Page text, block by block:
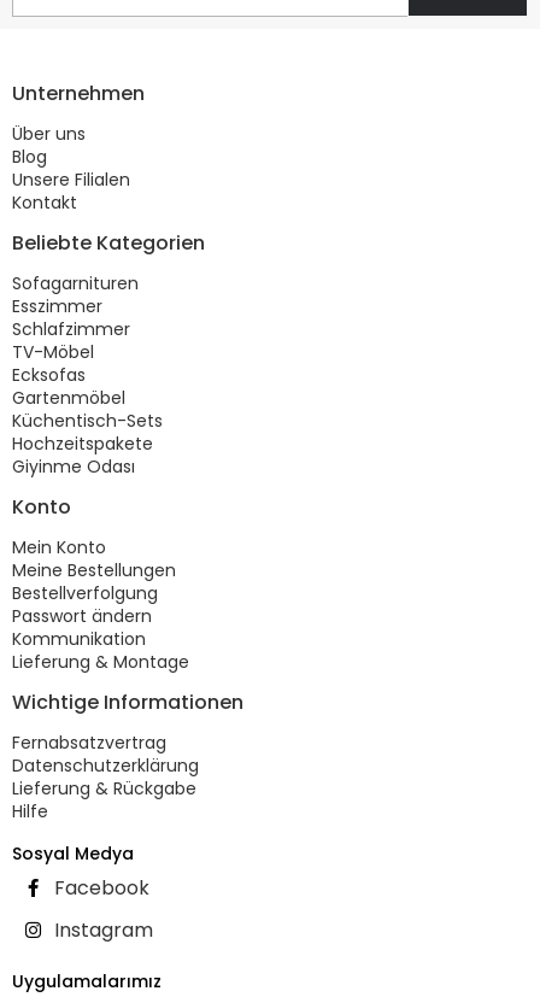
Unternehmen
Über uns
Blog
Unsere Filialen
Kontakt
Beliebte Kategorien
Sofagarnituren
Esszimmer
Schlafzimmer
TV-Möbel
Ecksofas
Gartenmöbel
Küchentisch-Sets
Hochzeitspakete
Giyinme Odası
Konto
Mein Konto
Meine Bestellungen
Bestellverfolgung
Passwort ändern
Kommunikation
Lieferung & Montage
Wichtige Informationen
Fernabsatzvertrag
Datenschutzerklärung
Lieferung & Rückgabe
Hilfe
Sosyal Medya
Facebook
Instagram
Uygulamalarımız